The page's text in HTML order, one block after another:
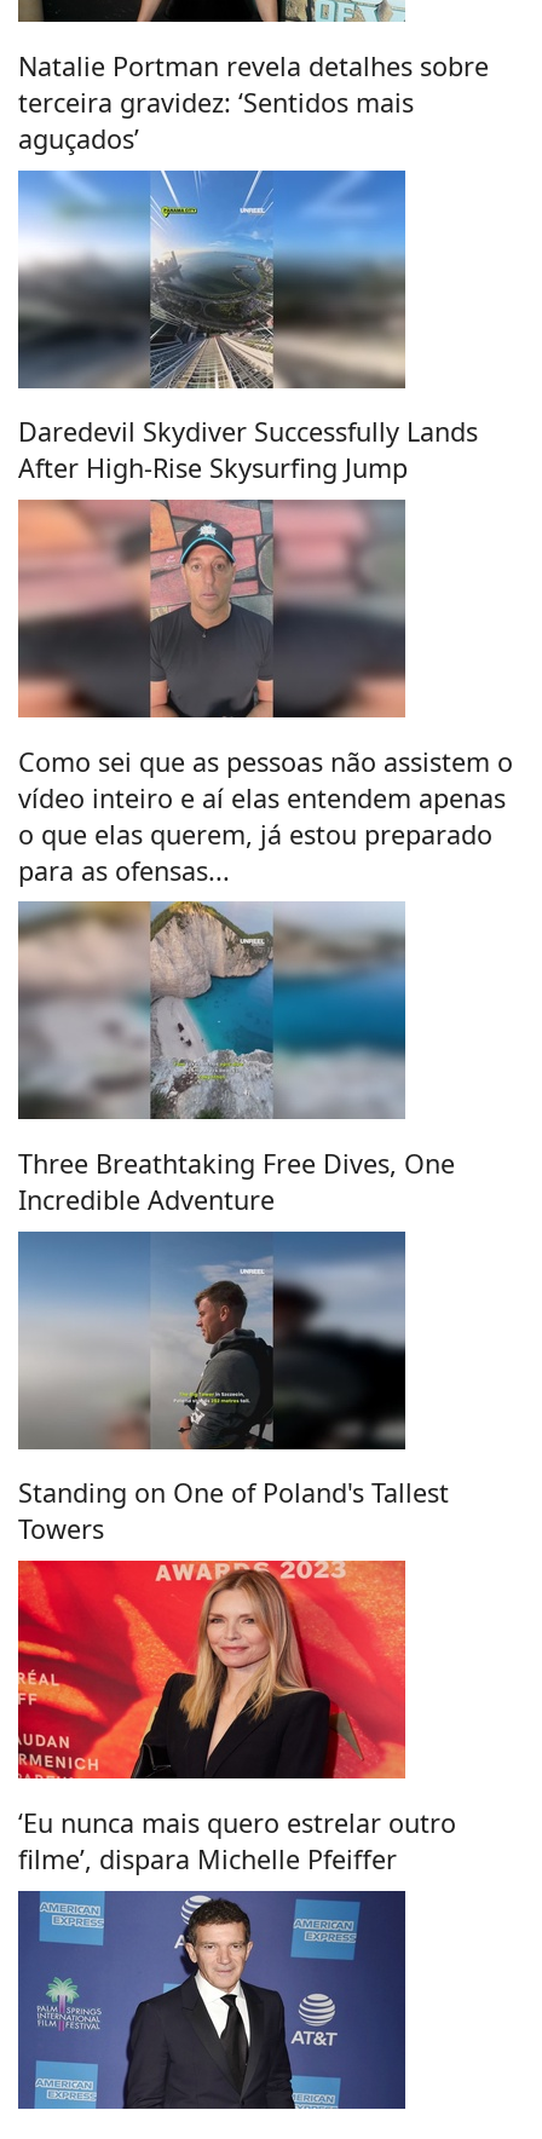
Natalie Portman revela detalhes sobre
terceira gravidez: ‘Sentidos mais
aguçados’
Daredevil Skydiver Successfully Lands
After High-Rise Skysurfing Jump
Como sei que as pessoas não assistem o
vídeo inteiro e aí elas entendem apenas
o que elas querem, já estou preparado
para as ofensas...
Three Breathtaking Free Dives, One
Incredible Adventure
Standing on One of Poland's Tallest
Towers
‘Eu nunca mais quero estrelar outro
filme’, dispara Michelle Pfeiffer